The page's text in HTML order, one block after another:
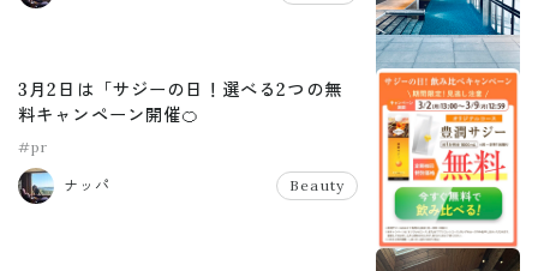
3月2日は「サジーの日！選べる2つの無
料キャンペーン開催🍊
#pr
ナッパ Beauty